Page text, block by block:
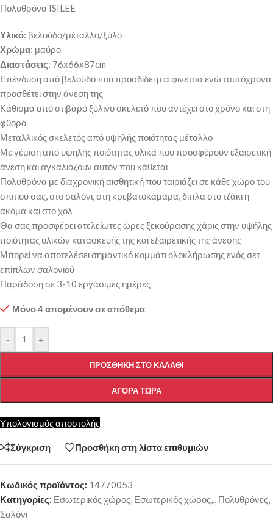
Πολυθρόνα ISILEE
Υλικό: βελούδο/μέταλλο/ξύλο
Χρώμα: μαύρο
Διαστάσεις: 76x66x87cm
Επένδυση από βελούδο που προσδίδει μια φινέτσα ενώ ταυτόχρονα
προσθέτει στην άνεση της
Κάθισμα από στιβαρό ξύλινο σκελετό που αντέχει στο χρόνο και στη
φθορά
Μεταλλικός σκελετός από υψηλής ποιότητας μέταλλο
Με γέμιση από υψηλής ποιότητας υλικά που προσφέρουν εξαιρετική
άνεση και αγκαλιάζουν αυτόν που κάθεται
Πολυθρόνα με διαχρονική αισθητική που ταιριάζει σε κάθε χώρο του
σπιτιού σας, στο σαλόνι, στη κρεβατοκάμαρα, δίπλα στο τζάκι ή
ακόμα και στο χολ
Θα σας προσφέρει ατελείωτες ώρες ξεκούρασης χάρις στην υψήλης
ποιότητας υλικών κατασκευής της και εξαιρετικής της άνεσης
Μπορεί να αποτελέσει σημαντικό κομμάτι ολοκλήρωσης ενός σετ
επίπλων σαλονιού
Παράδοση σε 3-10 εργάσιμες ημέρες
Μόνο 4 απομένουν σε απόθεμα
- +
ΠΡΟΣΘΉΚΗ ΣΤΟ ΚΑΛΆΘΙ
ΑΓΟΡΆ ΤΏΡΑ
Υπολογισμός αποστολής
Σύγκριση Προσθήκη στη λίστα επιθυμιών
Κωδικός προϊόντος: 14770053
Κατηγορίες: Εσωτερικός χώρος, Εσωτερικός χώρος,,, Πολυθρόνες,
Σαλόνι